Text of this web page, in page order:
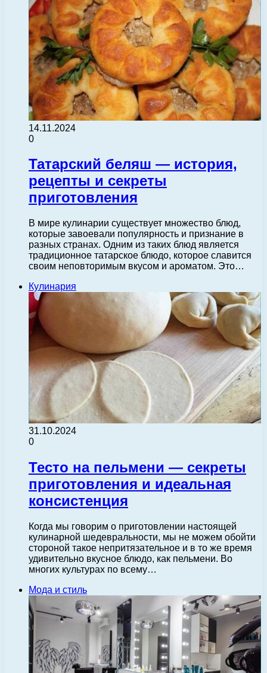
14.11.2024
0
Татарский беляш — история,
рецепты и секреты
приготовления
В мире кулинарии существует множество блюд,
которые завоевали популярность и признание в
разных странах. Одним из таких блюд является
традиционное татарское блюдо, которое славится
своим неповторимым вкусом и ароматом. Это…
Кулинария
31.10.2024
0
Тесто на пельмени — секреты
приготовления и идеальная
консистенция
Когда мы говорим о приготовлении настоящей
кулинарной шедевральности, мы не можем обойти
стороной такое непритязательное и в то же время
удивительно вкусное блюдо, как пельмени. Во
многих культурах по всему…
Мода и стиль